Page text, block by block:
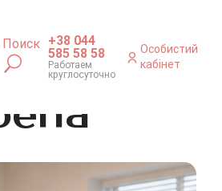
Поиск +38 044
585 58 58
Работаем
круглосуточно
Особистий
кабінет